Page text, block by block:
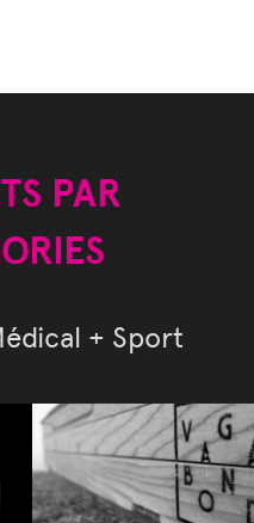
PAR
+ Sport